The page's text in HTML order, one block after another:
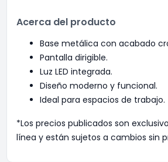
Acerca del producto
Base metálica con acabado
Pantalla dirigible.
Luz LED integrada.
Diseño moderno y funcional.
Ideal para espacios de trabajo.
*Los precios publicados son
línea y están sujetos a cambios sin